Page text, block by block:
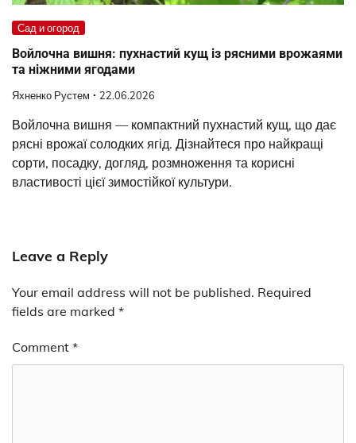
Сад и огород
Войлочна вишня: пухнастий кущ із рясними врожаями
та ніжними ягодами
Яхненко Рустем 22.06.2026
Войлочна вишня — компактний пухнастий кущ, що дає
рясні врожаї солодких ягід. Дізнайтеся про найкращі
сорти, посадку, догляд, розмноження та корисні
властивості цієї зимостійкої культури.
Leave a Reply
Your email address will not be published. Required
fields are marked *
Comment *